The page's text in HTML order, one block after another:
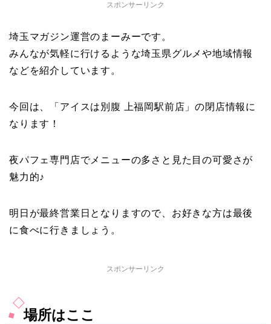
スポンサーリンク
埼玉マガジン運営のまーみーです。
みんなが気軽に行けるような埼玉県グルメや地域情報
などを紹介しています。
今回は、「アイスは別腹 上福岡駅前店」の閉店情報に
なります！
夜パフェ専門店でメニューの多さと見た目の可愛さが
魅力的♪
明日が最終営業日となりますので、お好きな方は最後
に食べに行きましょう。
スポンサーリンク
場所はここ